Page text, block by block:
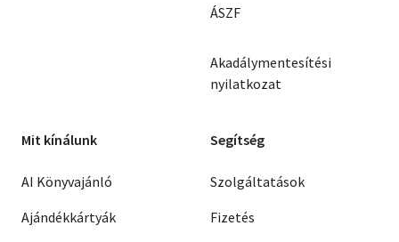
ÁSZF
Akadálymentesítési
nyilatkozat
Mit kínálunk
AI Könyvajánló
Ajándékkártyák
Segítség
Szolgáltatások
Fizetés